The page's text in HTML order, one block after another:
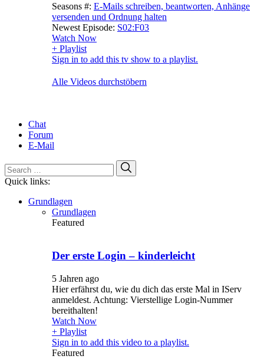
Seasons #: E-Mails schreiben, beantworten, Anhänge
versenden und Ordnung halten
Newest Episode: S02:F03
Watch Now
+ Playlist
Sign in to add this tv show to a playlist.
Alle Videos durchstöbern
Chat
Forum
E-Mail
Search
for:
Quick links:
Grundlagen
Grundlagen
Featured
Der erste Login – kinderleicht
5 Jahren ago
Hier erfährst du, wie du dich das erste Mal in IServ
anmeldest. Achtung: Vierstellige Login-Nummer
bereithalten!
Watch Now
+ Playlist
Sign in to add this video to a playlist.
Featured